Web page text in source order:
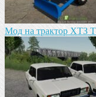
Мод на трактор ХТЗ